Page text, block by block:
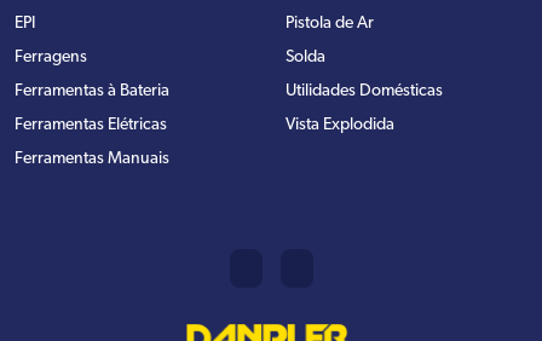
EPI
Ferragens
Ferramentas à Bateria
Ferramentas Elétricas
Ferramentas Manuais
Pistola de Ar
Solda
Utilidades Domésticas
Vista Explodida